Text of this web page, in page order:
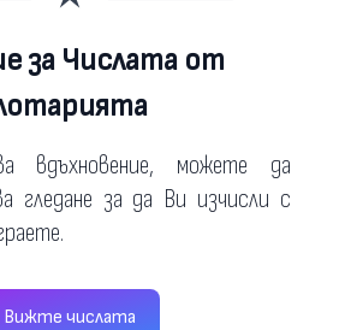
за Числата от
вдъхновение, можете да
гледане за да Ви изчисли с
Вижте числата